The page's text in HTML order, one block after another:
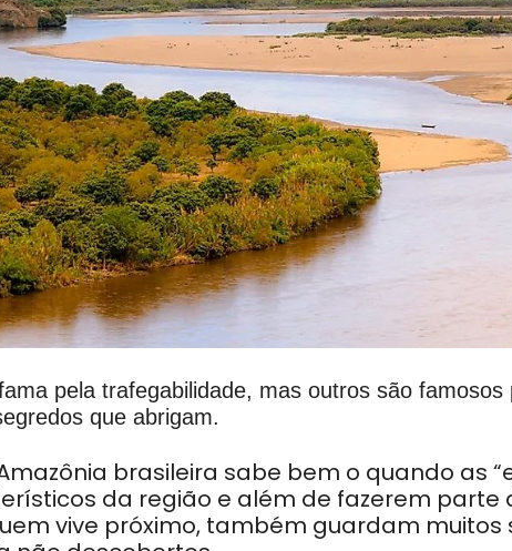
pela trafegabilidade, mas outros são
que abrigam.
brasileira sabe bem o quando as
da região e além de fazerem parte
vive próximo, também guardam muitos